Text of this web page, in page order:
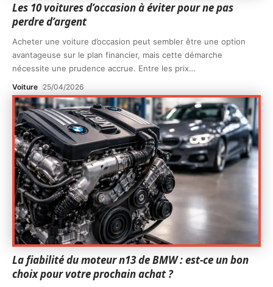
Les 10 voitures d’occasion à éviter pour ne pas
perdre d’argent
Acheter une voiture d’occasion peut sembler être une option
avantageuse sur le plan financier, mais cette démarche
nécessite une prudence accrue. Entre les prix…
Voiture 25/04/2026
La fiabilité du moteur n13 de BMW : est-ce un bon
choix pour votre prochain achat ?